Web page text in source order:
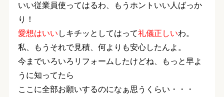
いい従業員使ってはるわ、もうホントいい人ばっか
り！
愛想はいい しキチッとしてはって礼儀正しいわ。
私、もうそれで見積、何よりも安心したんよ。
今までいろいろリフォームしたけどね、もっと早よ
うに知ってたら
ここに全部お願いするのになぁ思うくらい・・・